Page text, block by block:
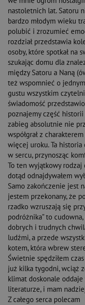
nastoletnich lat. Satoru
bardzo młodym wieku
polubić i zrozumieć
rozdział przedstawia
osoby, które spotkał na
szukając domu dla
między Satoru a Naną
też wspomnieć o
gustu wszystkim
świadomość
poznajemy część
zabieg absolutnie nie
współgrał z
więcej uroku. Ta
w sercu, przynosząc
To ten wyjątkowy rodzaj
dotąd odnajdywałem
Samo zakończenie jest
jestem przekonany, że
rzadko wzruszają się
podróżnika” to
dobrych i trudnych
ludźmi, a przede
kotem, która wbrew
Świetnie spędziłem
już kilka tygodni, wciąż
klimat doskonale
literaturze, i mam
Z całego serca polecam